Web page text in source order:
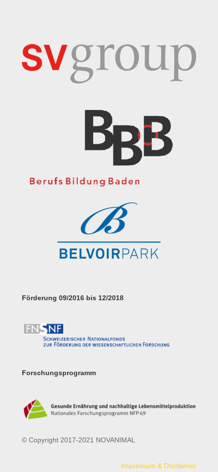
Förderung 09/2016 bis 12/2018
Forschungsprogramm
© Copyright 2017-2021 NOVANIMAL
Impressum & Disclaimer